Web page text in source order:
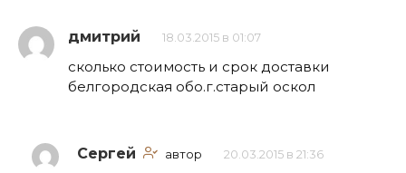
дмитрий 18.03.2015 в 01:07
сколько стоимость и срок доставки
белгородская обо.г.старый оскол
Сергей автор 20.03.2015 в 21:36